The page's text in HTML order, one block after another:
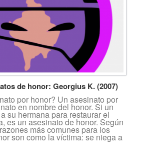
de honor: Georgius K. (2007)
por honor? Un asesinato por
en nombre del honor. Si un
su hermana para restaurar el
es un asesinato de honor. Según
más comunes para los
son como la víctima: se niega a